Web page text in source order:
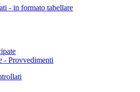
- in formato tabellare
- Provvedimenti